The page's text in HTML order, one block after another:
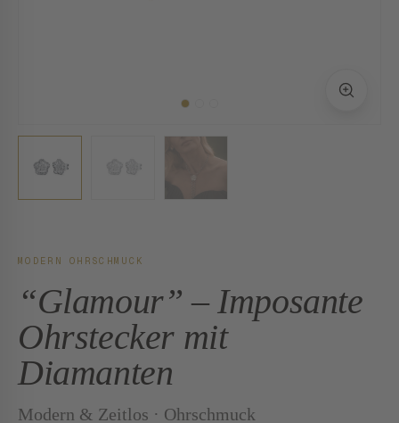
MODERN OHRSCHMUCK
“Glamour” – Imposante
Ohrstecker mit
Diamanten
Modern & Zeitlos · Ohrschmuck